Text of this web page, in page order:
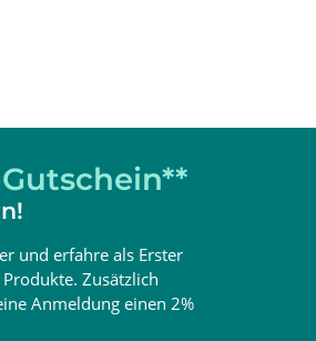
und erfahre als Erster
Zusätzlich
Anmeldung einen 2%